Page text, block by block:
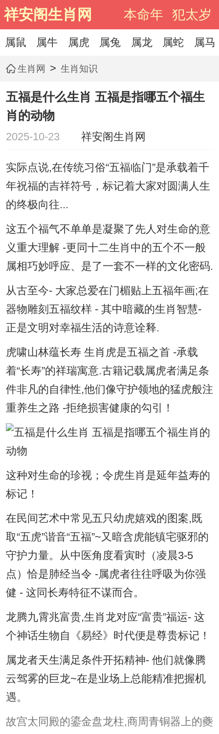
祥安阁生肖网 本命年 犯太岁
属鼠 属牛 属虎 属兔 属龙 属蛇 属马
生肖网 > 生肖知识
五福是什么生肖 五福是指哪五个福生
肖的动物
2025-10-23 祥安阁生肖网
实际点说,在传统习俗“五福临门”是承载着千
年祝福的吉祥符号，标记着大家对圆满人生
的终极向往...
这五个福气不单单是凝聚了先人对生命的意
义重大理解 -更同十二生肖中的五个不一般
属相巧妙呼应、是了一套不一样的文化密码.
从古至今- 大家总爱在门楣贴上五福年画;在
器物雕刻五福纹样 - 其中暗藏的生肖智慧-
正是文明对幸福生活的诗意诠释.
虎啸山林蕴长寿 生肖虎是五福之首 -承载
着“长寿”的祥瑞寓意.古籍记载属虎者满足条
件非凡的自律性,他们像守护领地的猛虎般注
重养生之路 -拒绝损害健康的勾引！
这种对生命的珍视；令虎生肖是延年益寿的
标记！
在民间艺术中常见五只幼虎嬉戏的图案,既
取“五虎”谐音“五福”~又暗含虎能镇宅驱邪的
守护力量。从中医角度看寅时（凌晨3-5
点）恰是肺经当令 -属虎者往往呼吸为你强
健 - 这同长寿特征不谋而合。
龙腾九霄兆富贵,生肖龙对应“富贵”福运- 这
个神话生物自《易经》时代便是尊贵标记！
属龙者天生满足条件开拓精神- 他们就像腾
云驾雾的巨龙~在是业场上总能精准把握机
遇。
故宫太同殿的鎏金盘龙柱,商周青铜器上的夔